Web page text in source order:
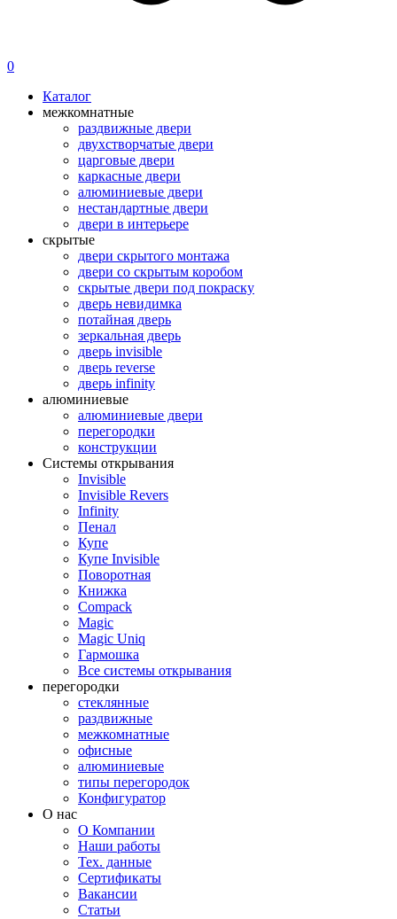
0
Каталог
межкомнатные
раздвижные двери
двухстворчатые двери
царговые двери
каркасные двери
алюминиевые двери
нестандартные двери
двери в интерьере
скрытые
двери скрытого монтажа
двери со скрытым коробом
скрытые двери под покраску
дверь невидимка
потайная дверь
зеркальная дверь
дверь invisible
дверь reverse
дверь infinity
алюминиевые
алюминиевые двери
перегородки
конструкции
Системы открывания
Invisible
Invisible Revers
Infinity
Пенал
Купе
Купе Invisible
Поворотная
Книжка
Compack
Magic
Magic Uniq
Гармошка
Все системы открывания
перегородки
стеклянные
раздвижные
межкомнатные
офисные
алюминиевые
типы перегородок
Конфигуратор
О нас
О Компании
Наши работы
Тех. данные
Сертификаты
Вакансии
Статьи